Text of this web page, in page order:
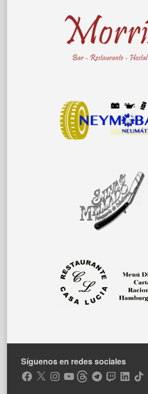
Síguenos en redes sociales
Facebook
X Instagram
YouTubeThreadsTelegramTwitchLinkedIn
TikTok